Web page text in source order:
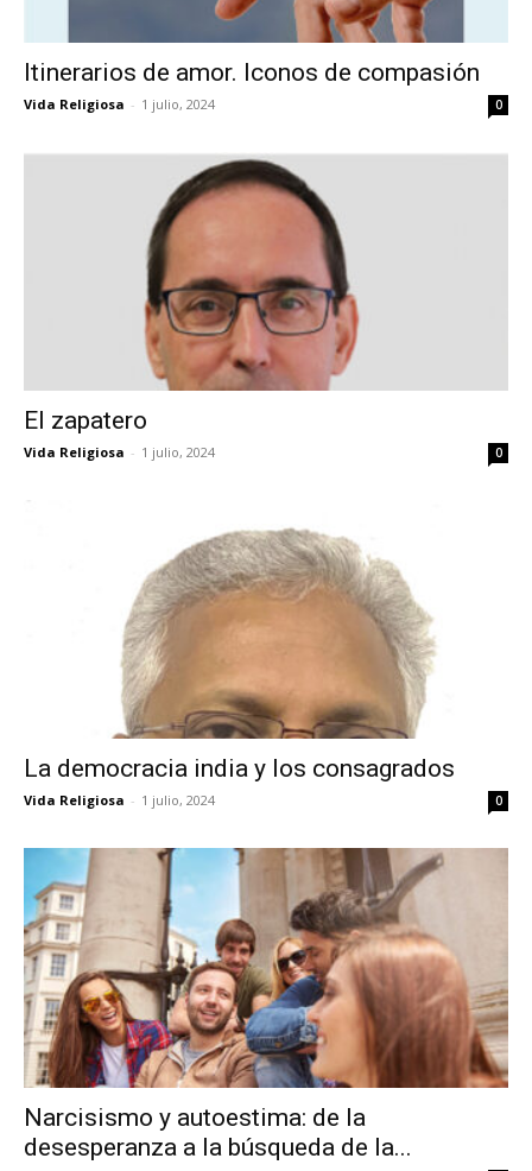
Itinerarios de amor. Iconos de compasión
Vida Religiosa - 1 julio, 2024 0
El zapatero
Vida Religiosa - 1 julio, 2024 0
La democracia india y los consagrados
Vida Religiosa - 1 julio, 2024 0
Narcisismo y autoestima: de la
desesperanza a la búsqueda de la...